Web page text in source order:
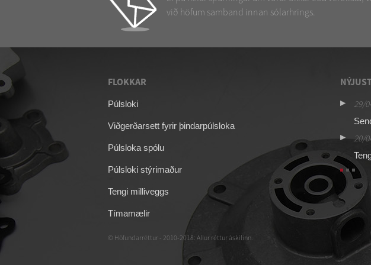
við höfum samband innan sólarhrings.
FLOKKAR
Púlsloki
Viðgerðarsett fyrir þindarpúlsloka
Púlsloka spólu
Púlsloki stýrimaður
Tengi milliveggs
Tímamælir
© Höfundarréttur - 2010-2018: Allur réttur áskilinn.
Himna fyrir ASCO SCG353A044
púlsloka
29/
20/